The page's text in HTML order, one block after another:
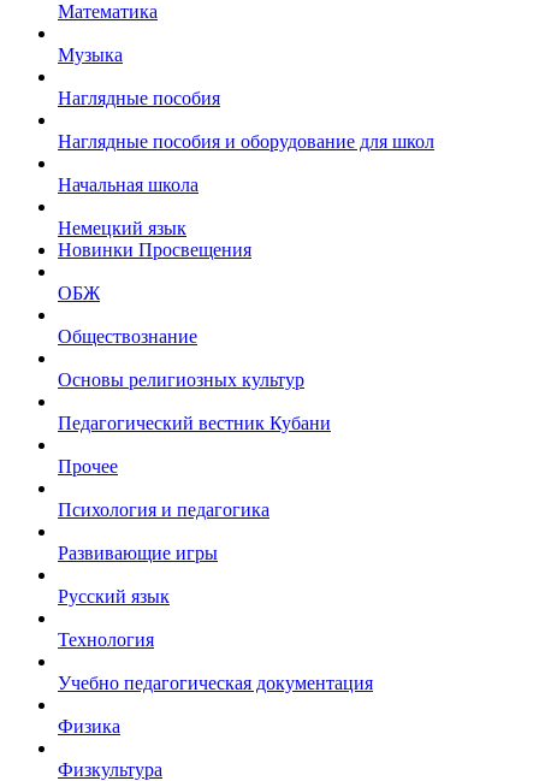
Математика
Музыка
Наглядные пособия
Наглядные пособия и оборудование для школ
Начальная школа
Немецкий язык
Новинки Просвещения
ОБЖ
Обществознание
Основы религиозных культур
Педагогический вестник Кубани
Прочее
Психология и педагогика
Развивающие игры
Русский язык
Технология
Учебно педагогическая документация
Физика
Физкультура